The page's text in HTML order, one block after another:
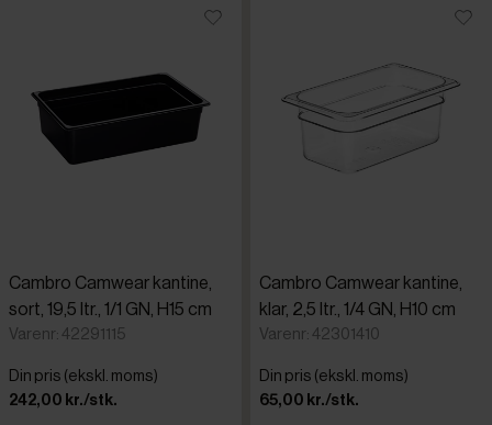
Cambro Camwear kantine,
sort, 19,5 ltr., 1/1 GN, H15 cm
Varenr: 42291115
Din pris (ekskl. moms)
242,00 kr./stk.
Cambro Camwear kantine,
klar, 2,5 ltr., 1/4 GN, H10 cm
Varenr: 42301410
Din pris (ekskl. moms)
65,00 kr./stk.